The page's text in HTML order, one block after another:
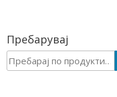
Пребарувај
Барај
за: